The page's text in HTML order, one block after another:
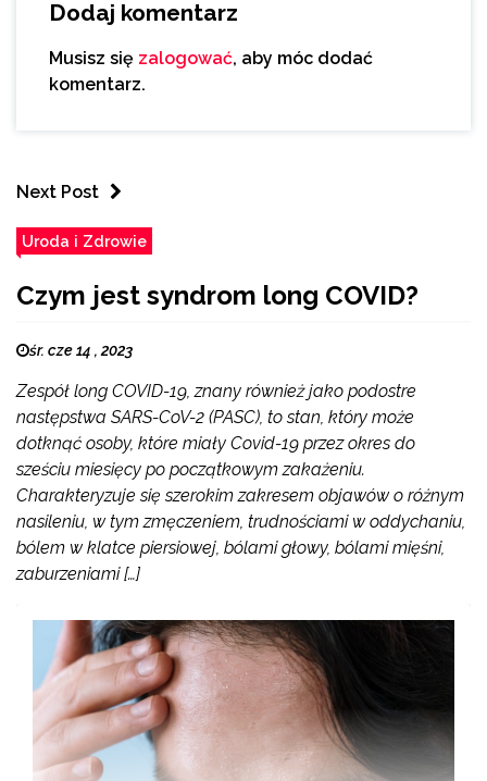
Dodaj komentarz
Musisz się zalogować, aby móc dodać
komentarz.
Next Post
Uroda i Zdrowie
Czym jest syndrom long COVID?
śr. cze 14 , 2023
Zespół long COVID-19, znany również jako podostre
następstwa SARS-CoV-2 (PASC), to stan, który może
dotknąć osoby, które miały Covid-19 przez okres do
sześciu miesięcy po początkowym zakażeniu.
Charakteryzuje się szerokim zakresem objawów o różnym
nasileniu, w tym zmęczeniem, trudnościami w oddychaniu,
bólem w klatce piersiowej, bólami głowy, bólami mięśni,
zaburzeniami […]